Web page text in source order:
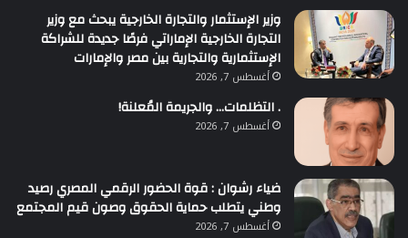
وزير الإستثمار والتجارة الخارجية يبحث مع وزير
التجارة الخارجية الإماراتي فرصًا جديدة للشراكة
الإستثمارية والتجارية بين مصر والإمارات
أغسطس 7, 2026
. التظلمات… والجريمة المُعلنة!
أغسطس 7, 2026
ضياء رشوان : قوة الحضور الرقمي المصري رصيد
وطني يتطلب حماية الحقوق وصون قيم المجتمع
أغسطس 7, 2026